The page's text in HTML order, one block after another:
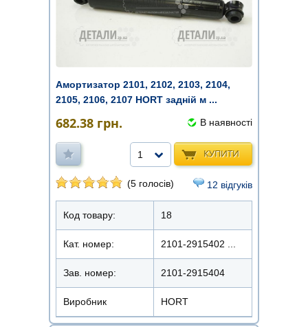
Амортизатор 2101, 2102, 2103, 2104,
2105, 2106, 2107 HORT задній м ...
682.38 грн. В наявності
КУПИТИ
1
(5 голосів) 12 відгуків
Код товару: 18
Кат. номер: 2101-2915402 ...
Зав. номер: 2101-2915404
Виробник HORT